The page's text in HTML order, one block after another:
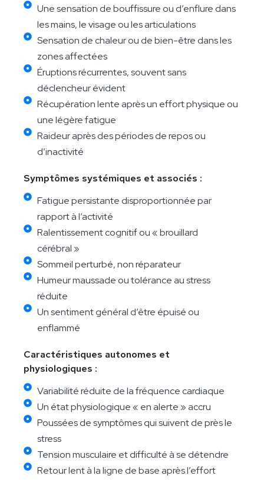
Une sensation de bouffissure ou d’enflure dans
les mains, le visage ou les articulations
Sensation de chaleur ou de bien-être dans les
zones affectées
Éruptions récurrentes, souvent sans
déclencheur évident
Récupération lente après un effort physique ou
une légère fatigue
Raideur après des périodes de repos ou
d’inactivité
Symptômes systémiques et associés :
Fatigue persistante disproportionnée par
rapport à l’activité
Ralentissement cognitif ou « brouillard
cérébral »
Sommeil perturbé, non réparateur
Humeur maussade ou tolérance au stress
réduite
Un sentiment général d’être épuisé ou
enflammé
Caractéristiques autonomes et
physiologiques :
Variabilité réduite de la fréquence cardiaque
Un état physiologique « en alerte » accru
Poussées de symptômes qui suivent de près le
stress
Tension musculaire et difficulté à se détendre
Retour lent à la ligne de base après l’effort